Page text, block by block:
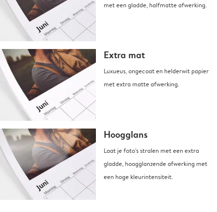
met een gladde, halfmatte afwerking.
Extra mat
Luxueus, ongecoat en helderwit papier
met extra matte afwerking.
Hoogglans
Laat je foto's stralen met een extra
gladde, hoogglanzende afwerking met
een hoge kleurintensiteit.